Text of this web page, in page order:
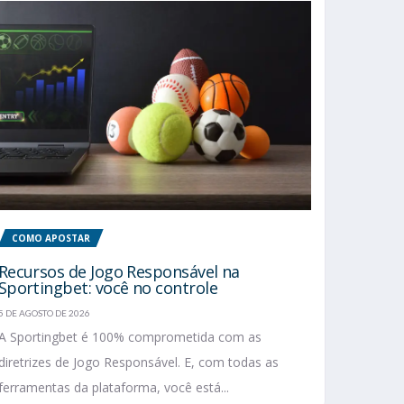
COMO APOSTAR
de Jogo Responsável na
você no controle
DE AGOSTO DE 2026
Sportingbet é 100% comprometida com as
de Jogo Responsável. E, com todas as
da plataforma, você está...